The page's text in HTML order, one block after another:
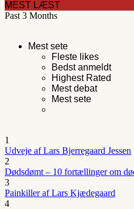
MEST LÆST
Past 3 Months
Mest sete
Fleste likes
Bedst anmeldt
Highest Rated
Mest debat
Mest sete
1
Udveje af Lars Bjerregaard Jessen
2
Dødsdømt – 10 fortællinger om
3
Painkiller af Lars Kjædegaard
4